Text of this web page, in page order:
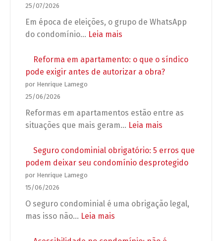
25/07/2026
Em época de eleições, o grupo de WhatsApp
do condomínio… Leia mais
para
as
Regras
para
propagandas
e
no
Reforma em apartamento: o que o síndico
pode exigir antes de autorizar a obra?
por Henrique Lamego
25/06/2026
Reformas em apartamentos estão entre as
situações que mais geram… Leia mais
em
apartamento:
o
síndico
exigir
Seguro condominial obrigatório: 5 erros que
podem deixar seu condomínio desprotegido
por Henrique Lamego
15/06/2026
O seguro condominial é uma obrigação legal,
mas isso não… Leia mais